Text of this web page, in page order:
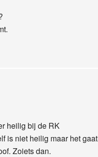
heilig bij de RK
is niet heilig maar het gaat
Zoiets dan.